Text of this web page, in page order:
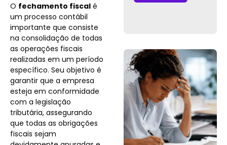
O fechamento fiscal é
um processo contábil
importante que consiste
na consolidação de todas
as operações fiscais
realizadas em um período
específico. Seu objetivo é
garantir que a empresa
esteja em conformidade
com a legislação
tributária, assegurando
que todas as obrigações
fiscais sejam